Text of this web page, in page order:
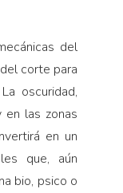
del
corte para
oscuridad,
en las zonas
en un
que, aún
bio, psico o